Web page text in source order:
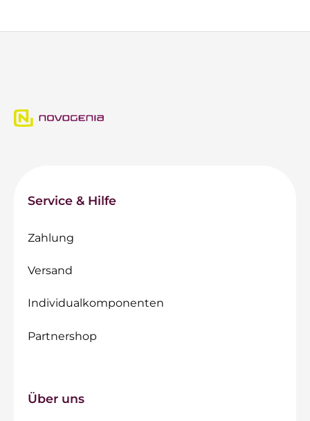
Service & Hilfe
Zahlung
Versand
Individualkomponenten
Partnershop
Über uns